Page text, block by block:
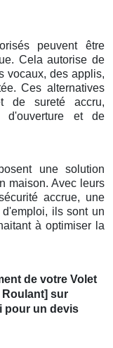
peuvent être
Cela autorise de
vocaux, des applis,
Ces alternatives
de sureté accru,
d'ouverture et de
une solution
maison. Avec leurs
accrue, une
ils sont un
à optimiser la
de votre Volet
Roulant] sur
pour un devis